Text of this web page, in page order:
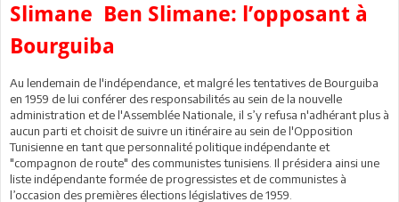
Slimane Ben Slimane: l’opposant à
Bourguiba
Au lendemain de l'indépendance, et malgré les tentatives de Bourguiba
en 1959 de lui conférer des responsabilités au sein de la nouvelle
administration et de l'Assemblée Nationale, il s’y refusa n'adhérant plus à
aucun parti et choisit de suivre un itinéraire au sein de l'Opposition
Tunisienne en tant que personnalité politique indépendante et
"compagnon de route" des communistes tunisiens. Il présidera ainsi une
liste indépendante formée de progressistes et de communistes à
l’occasion des premières élections législatives de 1959.